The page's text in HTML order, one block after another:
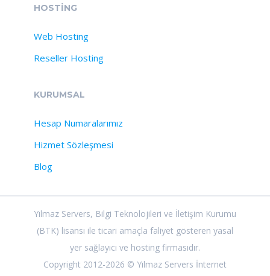
HOSTİNG
Web Hosting
Reseller Hosting
KURUMSAL
Hesap Numaralarımız
Hizmet Sözleşmesi
Blog
Yılmaz Servers, Bilgi Teknolojileri ve İletişim Kurumu
(BTK) lisansı ile ticari amaçla faliyet gösteren yasal
yer sağlayıcı ve hosting firmasıdır.
Copyright 2012-2026 © Yılmaz Servers İnternet